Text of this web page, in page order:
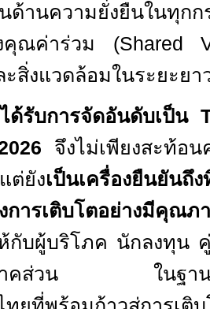
ด้านความยั่งยืนในทุกก
คุณค่าร่วม (Shared
สิ่งแวดล้อมในระยะยา
ด้รับการจัดอันดับเป็น
จึงไม่เพียงสะท้อ
ต่ยังเป็นเครื่องยืนยันถึ
การเติบโตอย่างมีคุณภ
กับผู้บริโภค นักลงทุน
าคส่วน ในฐานะผู้